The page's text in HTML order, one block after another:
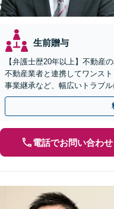
生前贈与
【弁護士歴20年以上】不動産
不動産業者と連携してワンス
事業継承など、幅広いトラブ
【オンライン相談可】【元町
電話でお問い合わせ